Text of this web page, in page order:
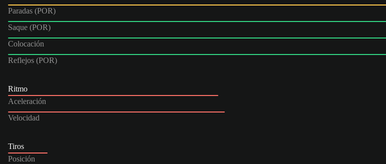
Paradas (POR)
Saque (POR)
Colocación
Reflejos (POR)
Ritmo
Aceleración
Velocidad
Tiros
Posición